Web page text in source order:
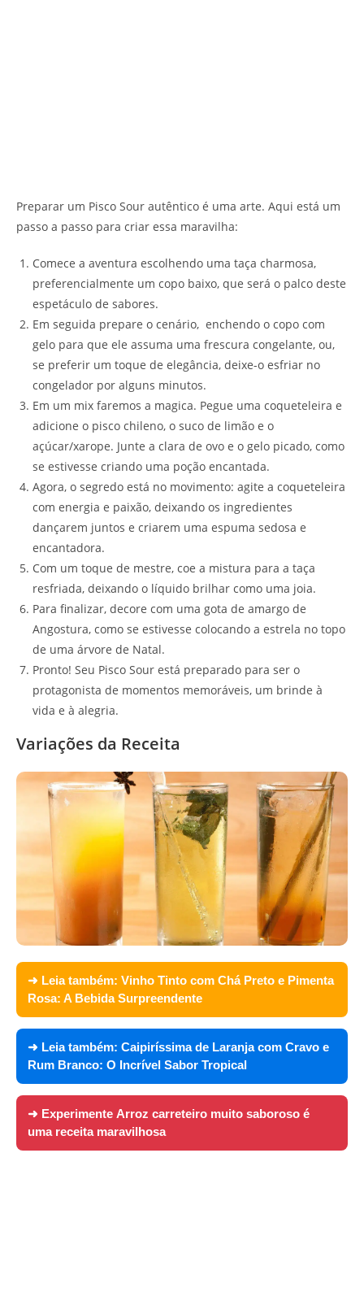
Preparar um Pisco Sour autêntico é uma arte. Aqui está um
passo a passo para criar essa maravilha:
Comece a aventura escolhendo uma taça charmosa,
preferencialmente um copo baixo, que será o palco deste
espetáculo de sabores.
Em seguida prepare o cenário, enchendo o copo com
gelo para que ele assuma uma frescura congelante, ou,
se preferir um toque de elegância, deixe-o esfriar no
congelador por alguns minutos.
Em um mix faremos a magica. Pegue uma coqueteleira e
adicione o pisco chileno, o suco de limão e o
açúcar/xarope. Junte a clara de ovo e o gelo picado, como
se estivesse criando uma poção encantada.
Agora, o segredo está no movimento: agite a coqueteleira
com energia e paixão, deixando os ingredientes
dançarem juntos e criarem uma espuma sedosa e
encantadora.
Com um toque de mestre, coe a mistura para a taça
resfriada, deixando o líquido brilhar como uma joia.
Para finalizar, decore com uma gota de amargo de
Angostura, como se estivesse colocando a estrela no topo
de uma árvore de Natal.
Pronto! Seu Pisco Sour está preparado para ser o
protagonista de momentos memoráveis, um brinde à
vida e à alegria.
Variações da Receita
➜ Leia também: Vinho Tinto com Chá Preto e Pimenta
Rosa: A Bebida Surpreendente
➜ Leia também: Caipiríssima de Laranja com Cravo e
Rum Branco: O Incrível Sabor Tropical
➜ Experimente Arroz carreteiro muito saboroso é
uma receita maravilhosa